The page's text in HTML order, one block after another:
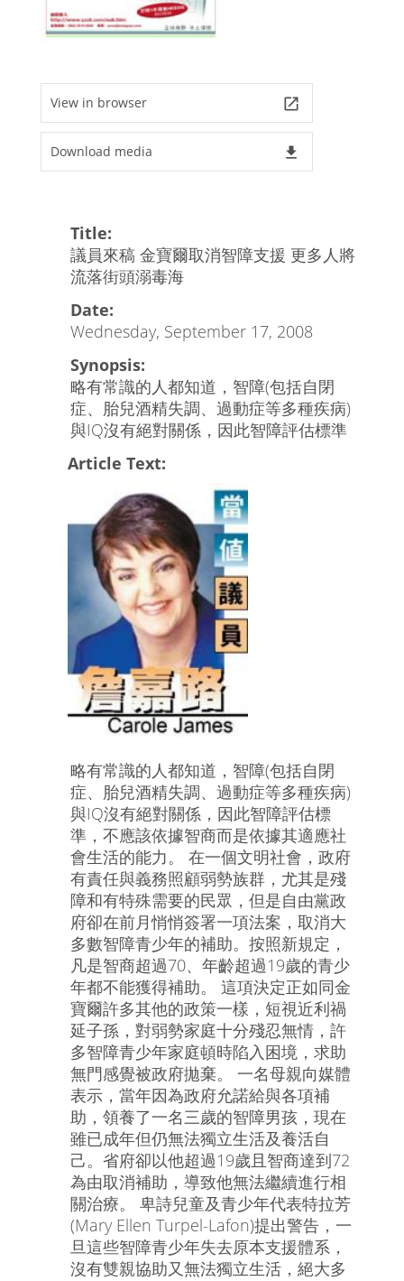
View in browser launch
Download media file_download
Title:
議員來稿 金寶爾取消智障支援 更多人將
流落街頭溺毒海
Date:
Wednesday, September 17, 2008
Synopsis:
略有常識的人都知道，智障(包括自閉
症、胎兒酒精失調、過動症等多種疾病)
與IQ沒有絕對關係，因此智障評估標準
Article Text:
略有常識的人都知道，智障(包括自閉
症、胎兒酒精失調、過動症等多種疾病)
與IQ沒有絕對關係，因此智障評估標
準，不應該依據智商而是依據其適應社
會生活的能力。 在一個文明社會，政府
有責任與義務照顧弱勢族群，尤其是殘
障和有特殊需要的民眾，但是自由黨政
府卻在前月悄悄簽署一項法案，取消大
多數智障青少年的補助。按照新規定，
凡是智商超過70、年齡超過19歲的青少
年都不能獲得補助。 這項決定正如同金
寶爾許多其他的政策一樣，短視近利禍
延子孫，對弱勢家庭十分殘忍無情，許
多智障青少年家庭頓時陷入困境，求助
無門感覺被政府拋棄。 一名母親向媒體
表示，當年因為政府允諾給與各項補
助，領養了一名三歲的智障男孩，現在
雖已成年但仍無法獨立生活及養活自
己。省府卻以他超過19歲且智商達到72
為由取消補助，導致他無法繼續進行相
關治療。 卑詩兒童及青少年代表特拉芳
(Mary Ellen Turpel-Lafon)提出警告，一
旦這些智障青少年失去原本支援體系，
沒有雙親協助又無法獨立生活，絕大多